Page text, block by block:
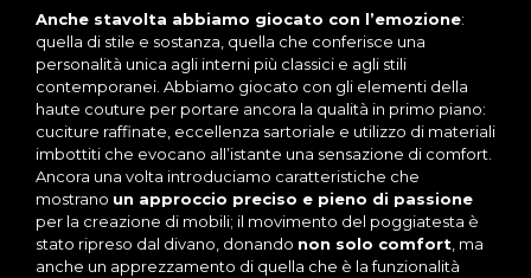
Anche stavolta abbiamo giocato con l’emozione:
quella di stile e sostanza, quella che conferisce una
personalità unica agli interni più classici e agli stili
contemporanei. Abbiamo giocato con gli elementi della
haute couture per portare ancora la qualità in primo piano:
cuciture raffinate, eccellenza sartoriale e utilizzo di materiali
imbottiti che evocano all’istante una sensazione di comfort.
Ancora una volta introduciamo caratteristiche che
mostrano un approccio preciso e pieno di passione
per la creazione di mobili; il movimento del poggiatesta è
stato ripreso dal divano, donando non solo comfort, ma
anche un apprezzamento di quella che è la funzionalità